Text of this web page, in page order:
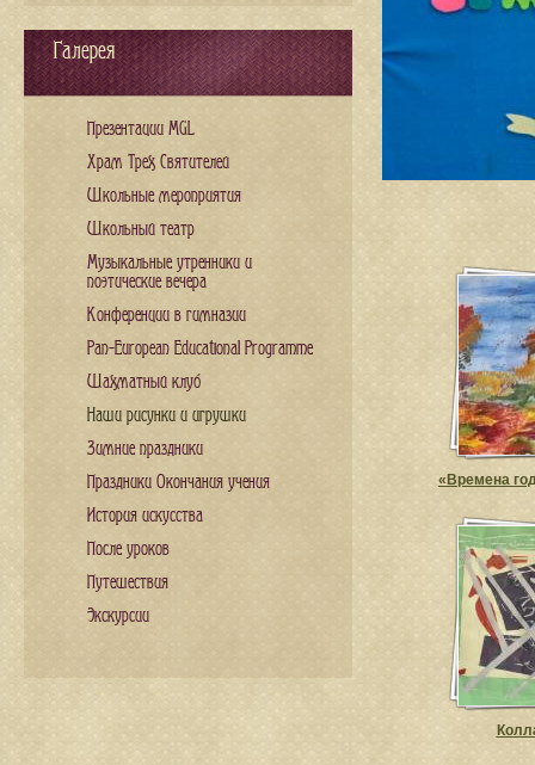
«Времена
Галерея
Презентации MGL
Храм Трех Святителей
Школьные мероприятия
Школьный театр
Музыкальные утренники и
поэтические вечера
Конференции в гимназии
Pan-European Educational Programme
Шахматный клуб
Наши рисунки и игрушки
Зимние праздники
Праздники Окончания учения
История искусства
После уроков
Путешествия
Экскурсии